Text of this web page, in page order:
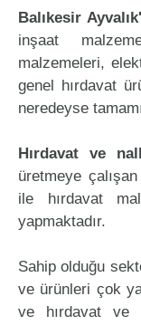
Balıkesir
inşaat
malzemeleri,
genel hırdavat
neredeyse
Hırdavat ve
üretmeye
ile hırdavat
yapmaktadır.
Sahip olduğu
ve ürünleri çok
ve hırdavat ve